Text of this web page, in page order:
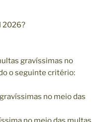
2026?
gravíssimas no
o seguinte critério:
no meio das